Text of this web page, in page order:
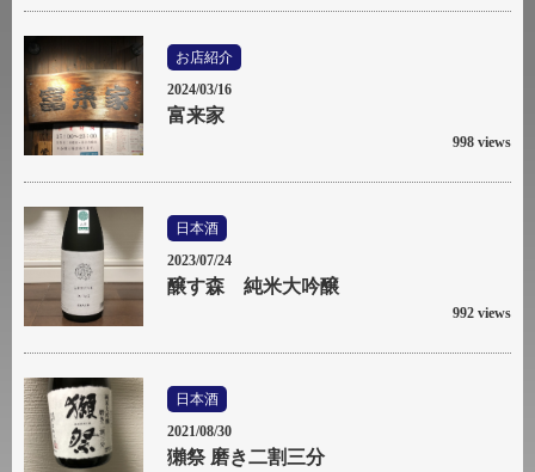
お店紹介
2024/03/16
富来家
998 views
日本酒
2023/07/24
醸す森 純米大吟醸
992 views
日本酒
2021/08/30
獺祭 磨き二割三分